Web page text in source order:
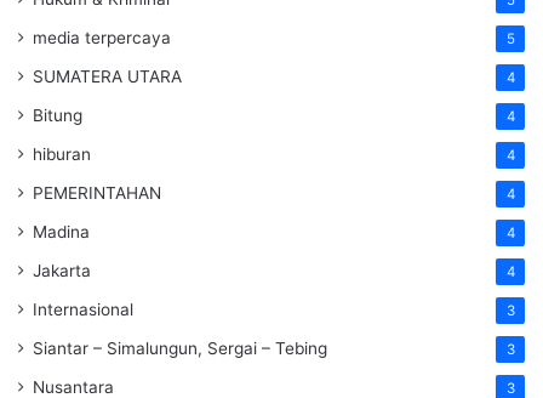
media terpercaya 5
SUMATERA UTARA 4
Bitung 4
hiburan 4
PEMERINTAHAN 4
Madina 4
Jakarta 4
Internasional 3
Siantar – Simalungun, Sergai – Tebing 3
Nusantara 3